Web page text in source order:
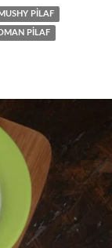
PILAF
PILAF